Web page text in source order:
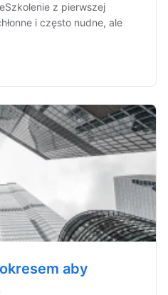
z pierwszej
i często nudne, ale
aby